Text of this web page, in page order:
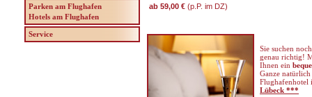
ab 59,00 € (p.P. im DZ)
Sie suchen
genau richtig!
Ihnen ein
Ganze
Lübeck ***
Parken am Flughafen
Hotels am Flughafen
Service